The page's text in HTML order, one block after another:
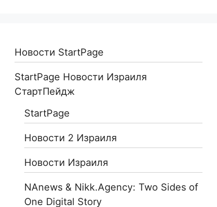
Новости StartPage
StartPage Новости Израиля
СтартПейдж
StartPage
Новости 2 Израиля
Новости Израиля
NAnews & Nikk.Agency: Two Sides of
One Digital Story